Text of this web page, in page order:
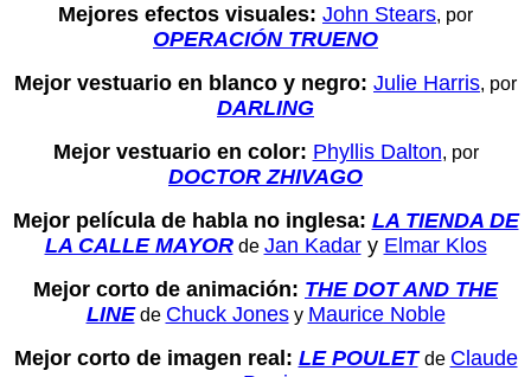
Mejores efectos visuales: John Stears, por
OPERACIÓN TRUENO
Mejor vestuario en blanco y negro: Julie Harris, por
DARLING
Mejor vestuario en color: Phyllis Dalton, por
DOCTOR ZHIVAGO
Mejor película de habla no inglesa: LA TIENDA DE
LA CALLE MAYORde Jan Kadary Elmar Klos
Mejor corto de animación: THE DOT AND THE
LINE de Chuck Jonesy Maurice Noble
Mejor corto de imagen real: LE POULET de Claude